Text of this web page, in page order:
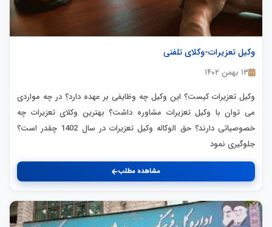
وکیل تعزیرات-وکلای تلفنی
۱۳ بهمن ۱۴۰۲
وکیل تعزیرات کیست؟ این وکیل چه وظایفی بر عهده دارد؟ در چه مواردی
می توان با وکیل تعزیرات مشاوره داشت؟ بهترین وکلای تعزیرات چه
خصوصیاتی دارند؟ حق الوکاله وکیل تعزیرات در سال 1402 چقدر است؟
جلوگیری نمود
مشاهده مطلب